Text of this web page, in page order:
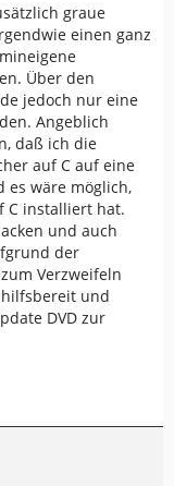
graue
einen ganz
Über den
jedoch nur eine
Angeblich
daß ich die
auf C auf eine
es wäre möglich,
C installiert hat.
und auch
der
Verzweifeln
und
DVD zur